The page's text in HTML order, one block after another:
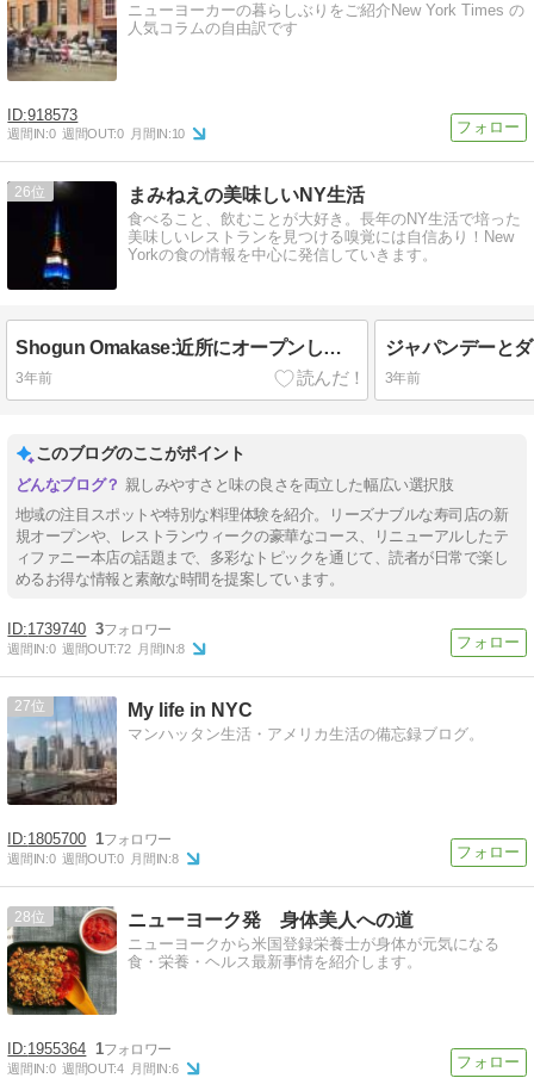
ニューヨーカーの暮らしぶりをご紹介New York Times の
人気コラムの自由訳です
918573
週間IN:0 週間OUT:0 月間IN:10
26 まみねえの美味しいNY生活
食べること、飲むことが大好き。長年のNY生活で培った
美味しいレストランを見つける嗅覚には自信あり！New
Yorkの食の情報を中心に発信していきます。
Shogun Omakase:近所にオープンしたリーズナブルなお寿司屋さん
3年前
ジャパンデーと
3年前
このブログのここがポイント
親しみやすさと味の良さを両立した幅広い選択肢
地域の注目スポットや特別な料理体験を紹介。リーズナブルな寿司店の新
規オープンや、レストランウィークの豪華なコース、リニューアルしたテ
ィファニー本店の話題まで、多彩なトピックを通じて、読者が日常で楽し
めるお得な情報と素敵な時間を提案しています。
1739740 3
週間IN:0 週間OUT:72 月間IN:8
27 My life in NYC
マンハッタン生活・アメリカ生活の備忘録ブログ。
1805700 1
週間IN:0 週間OUT:0 月間IN:8
28 ニューヨーク発 身体美人への道
ニューヨークから米国登録栄養士が身体が元気になる
食・栄養・ヘルス最新事情を紹介します。
1955364 1
週間IN:0 週間OUT:4 月間IN:6